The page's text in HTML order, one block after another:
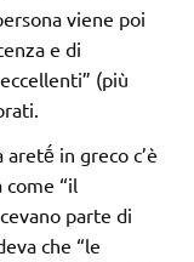
viene poi
e di
(più
aretḗ in greco c’è
“il
parte di
che “le